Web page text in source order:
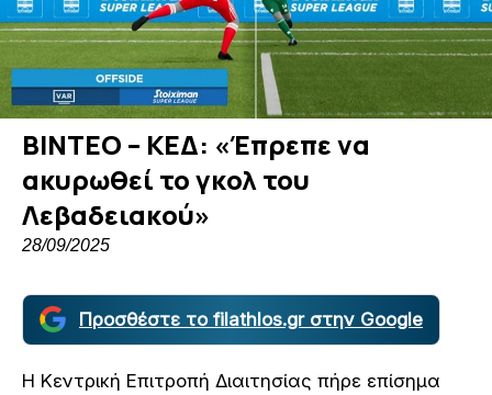
ΒΙΝΤΕΟ – ΚΕΔ: «Έπρεπε να
ακυρωθεί το γκολ του
Λεβαδειακού»
28/09/2025
Προσθέστε το filathlos.gr στην Google
Η Κεντρική Επιτροπή Διαιτησίας πήρε επίσημα